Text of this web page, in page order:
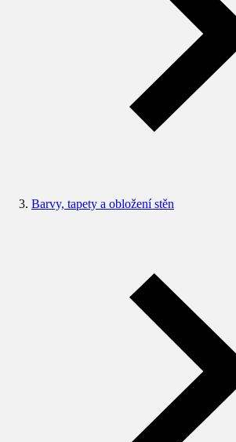
Barvy, tapety a obložení stěn